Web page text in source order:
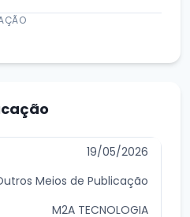
19/05/2026
Meios de Publicação
M2A TECNOLOGIA